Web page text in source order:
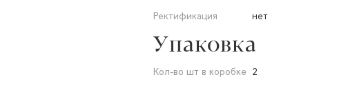
Ректификация
нет
Упаковка
Кол-во шт в коробке 2